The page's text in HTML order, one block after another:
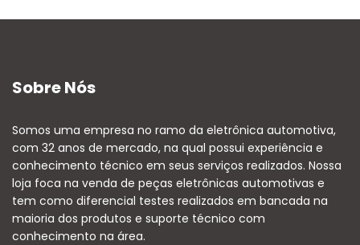
Sobre Nós
Somos uma empresa no ramo da eletrônica automotiva,
com 32 anos de mercado, na qual possui experiência e
conhecimento técnico em seus serviços realizados. Nossa
loja foca na venda de peças eletrônicas automotivas e
tem como diferencial testes realizados em bancada na
maioria dos produtos e suporte técnico com
conhecimento na área.